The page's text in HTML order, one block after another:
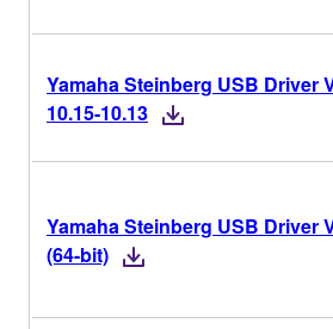
Yamaha Steinberg USB Driver
10.15-10.13
Yamaha Steinberg USB Driver
(64-bit)